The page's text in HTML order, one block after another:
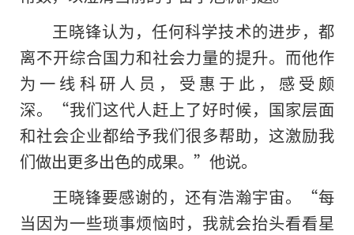
王晓锋认为，任何科学技术的进步，都
离不开综合国力和社会力量的提升。而他作
为一线科研人员，受惠于此，感受颇
深。“我们这代人赶上了好时候，国家层面
和社会企业都给予我们很多帮助，这激励我
们做出更多出色的成果。”他说。
王晓锋要感谢的，还有浩瀚宇宙。“每
当因为一些琐事烦恼时，我就会抬头看看星